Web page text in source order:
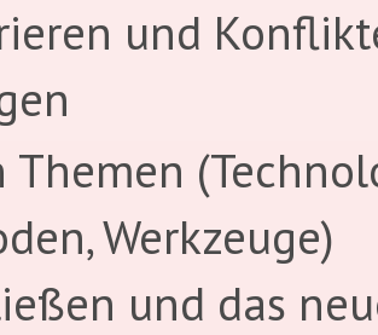
und
Themen
Werkzeuge)
und das